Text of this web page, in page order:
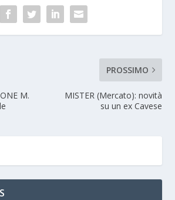
M.
PROSSIMO
MISTER (Mercato): novità
su un ex Cavese